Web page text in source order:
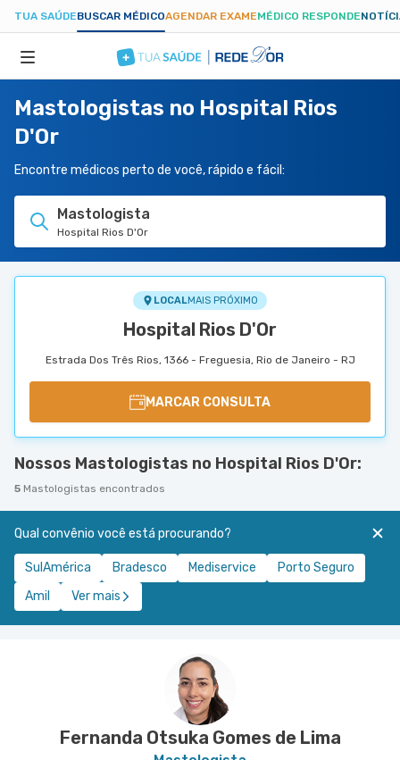
TUA SAÚDEBUSCAR MÉDICOAGENDAR EXAMEMÉDICO RESPONDE
ESPECIALIDADES
HOSPITAIS
TUASAUDE.COM
Mastologistas no Hospital Rios
D'Or
Encontre médicos perto de você, rápido e fácil:
Mastologista
Hospital Rios D'Or
LOCALMAIS PRÓXIMO
Hospital Rios D'Or
Estrada Dos Três Rios, 1366 - Freguesia, Rio de Janeiro - RJ
MARCAR CONSULTA
Nossos Mastologistas no Hospital Rios D'Or:
5 Mastologistas encontrados
Qual convênio você está procurando?
SulAmérica Bradesco Mediservice
Porto Seguro
Amil
Ver mais
Fernanda Otsuka Gomes de Lima